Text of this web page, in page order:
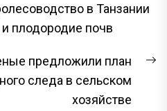
в Танзании
плодородие почв
предложили план
следа в сельском
хозяйстве